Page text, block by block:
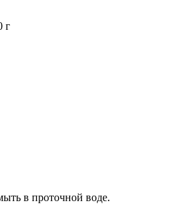
г
в проточной воде.